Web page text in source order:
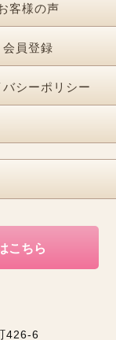
客様の声
会員登録
バシーポリシー
こちら
426-6